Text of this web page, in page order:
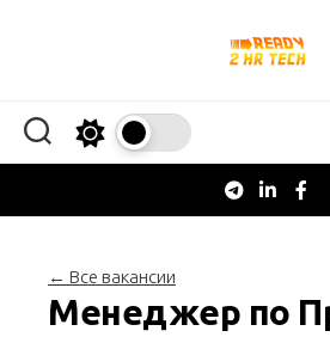
← Все вакансии
Менеджер по